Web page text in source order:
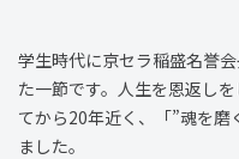
学生時代に京セラ稲盛名誉
た一節です。人生を恩返し
てから20年近く、「”魂を磨
ました。